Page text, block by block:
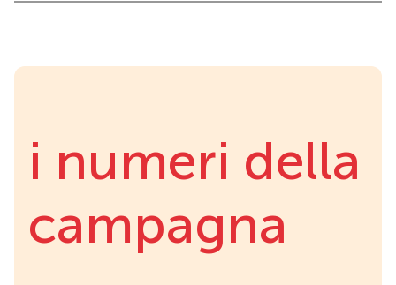
i numeri della
campagna